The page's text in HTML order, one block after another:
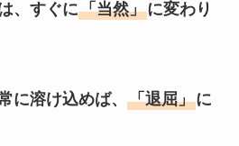
、すぐに「当然」に変わり
に溶け込めば、 「退屈」に